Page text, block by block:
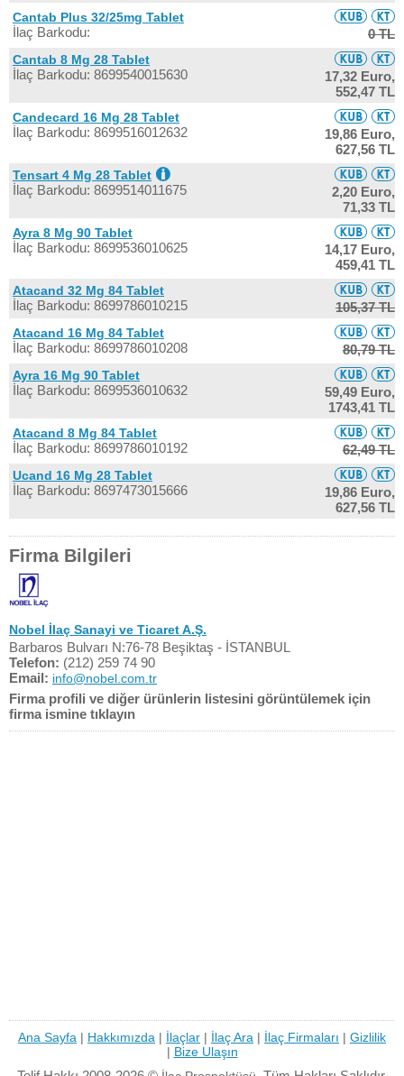
Cantab Plus 32/25mg Tablet
İlaç Barkodu: 0 TL
Cantab 8 Mg 28 Tablet
İlaç Barkodu: 8699540015630
17,32 Euro,
552,47 TL
Candecard 16 Mg 28 Tablet
İlaç Barkodu: 8699516012632
19,86 Euro,
627,56 TL
Tensart 4 Mg 28 Tablet
İlaç Barkodu: 8699514011675
2,20 Euro,
71,33 TL
Ayra 8 Mg 90 Tablet
İlaç Barkodu: 8699536010625
14,17 Euro,
459,41 TL
Atacand 32 Mg 84 Tablet
İlaç Barkodu: 8699786010215 105,37 TL
Atacand 16 Mg 84 Tablet
İlaç Barkodu: 8699786010208 80,79 TL
Ayra 16 Mg 90 Tablet
İlaç Barkodu: 8699536010632
59,49 Euro,
1743,41 TL
Atacand 8 Mg 84 Tablet
İlaç Barkodu: 8699786010192 62,49 TL
Ucand 16 Mg 28 Tablet
İlaç Barkodu: 8697473015666
19,86 Euro,
627,56 TL
Firma Bilgileri
Nobel İlaç Sanayi ve Ticaret A.Ş.
Barbaros Bulvarı N:76-78 Beşiktaş - İSTANBUL
Telefon: (212) 259 74 90
Email: info@nobel.com.tr
Firma profili ve diğer ürünlerin listesini görüntülemek için
firma ismine tıklayın
Ana Sayfa | Hakkımızda | İlaçlar | İlaç Ara | İlaç Firmaları | Gizlilik
| Bize Ulaşın